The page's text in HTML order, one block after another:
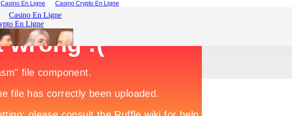
Casino En Ligne Casino Crypto En Ligne